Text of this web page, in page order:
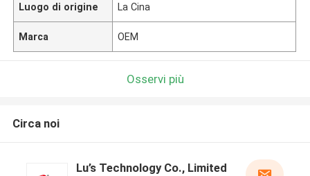
Luogo di origine La Cina
Marca OEM
Osservi più
Circa noi
Lu’s Technology Co., Limited